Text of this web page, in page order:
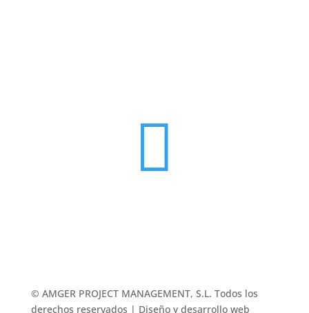

© AMGER PROJECT MANAGEMENT, S.L. Todos los
derechos reservados | Diseño y desarrollo web